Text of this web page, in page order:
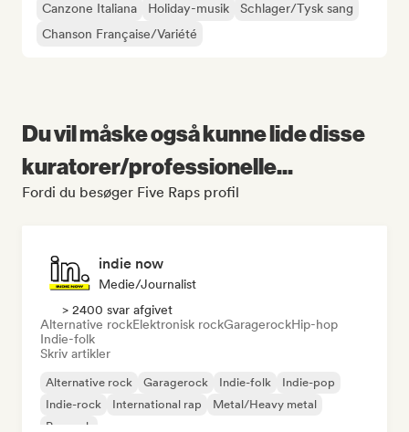
Canzone Italiana Holiday-musik
Schlager/Tysk sang
Chanson Française/Variété
Du vil måske også kunne lide disse
kuratorer/professionelle...
Fordi du besøger Five Raps profil
indie now
Medie/journalist
> 2400 svar afgivet
Alternative rockElektronisk rockGaragerockHip-hop
Indie-folk
Skriv artikler
Alternative rock Garagerock Indie-folk
Indie-pop
Indie-rock
International rap
Metal/Heavy metal
Poprock